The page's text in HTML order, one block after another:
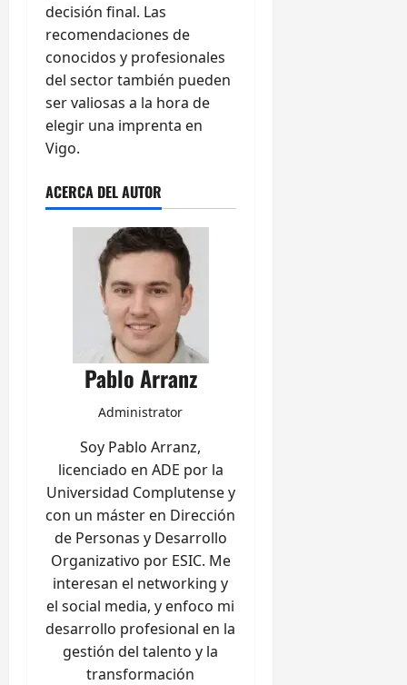
decisión final. Las
recomendaciones de
conocidos y profesionales
del sector también pueden
ser valiosas a la hora de
elegir una imprenta en
Vigo.
ACERCA DEL AUTOR
Pablo Arranz
Administrator
Soy Pablo Arranz,
licenciado en ADE por la
Universidad Complutense y
con un máster en Dirección
de Personas y Desarrollo
Organizativo por ESIC. Me
interesan el networking y
el social media, y enfoco mi
desarrollo profesional en la
gestión del talento y la
transformación